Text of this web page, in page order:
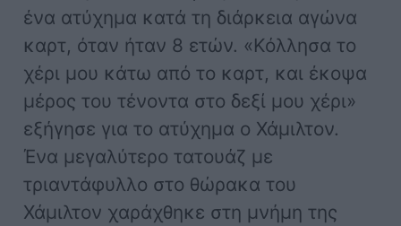
ένα ατύχημα κατά τη διάρκεια αγώνα
καρτ, όταν ήταν 8 ετών. «Κόλλησα το
χέρι μου κάτω από το καρτ, και έκοψα
μέρος του τένοντα στο δεξί μου χέρι»
εξήγησε για το ατύχημα ο Χάμιλτον.
Ένα μεγαλύτερο τατουάζ με
τριαντάφυλλο στο θώρακα του
Χάμιλτον χαράχθηκε στη μνήμη της